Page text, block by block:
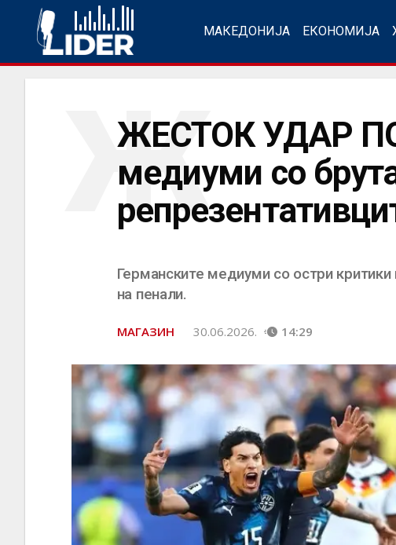
МАКЕДОНИЈА ЕКОНОМИЈА
ЖЕСТОК УДАР
медиуми со
Ж
Германските медиуми со остри критики
на пенали.
МАГАЗИН 30.06.2026. 14:29